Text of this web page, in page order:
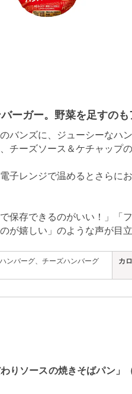
ーガー。野菜を足すのも
バンズに、ジューシーなハ
チーズソース＆ケチャップ
子レンジで温めるとさらに
保存できるのがいい！」「
が嬉しい」のような声が目立
ンバーグ、チーズハンバーグ カ
りソースの焼きそばパン」